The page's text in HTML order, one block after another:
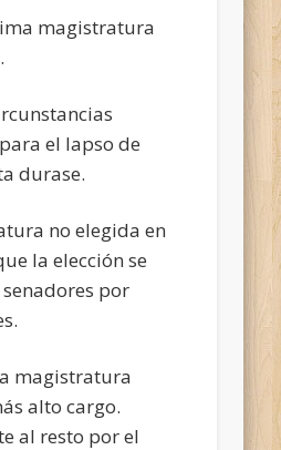
magistratura
el lapso de
durase.
no elegida en
la elección se
por
magistratura
alto cargo.
al resto por el